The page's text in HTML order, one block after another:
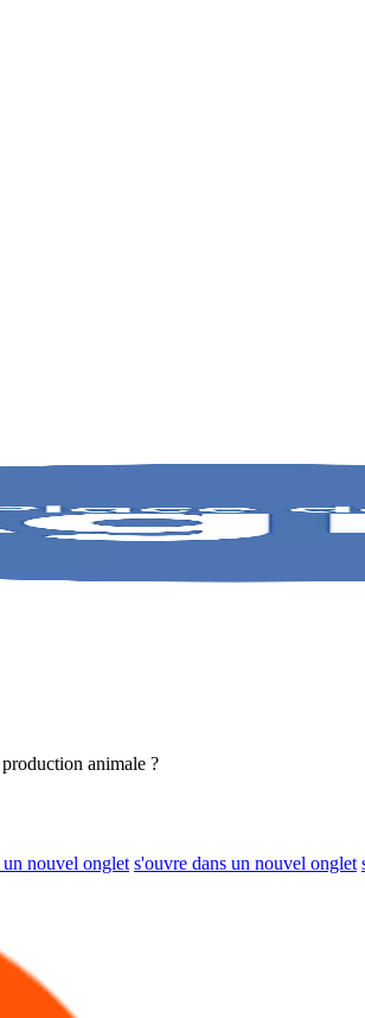
animale ?
un nouvel onglet s'ouvre dans un nouvel onglet